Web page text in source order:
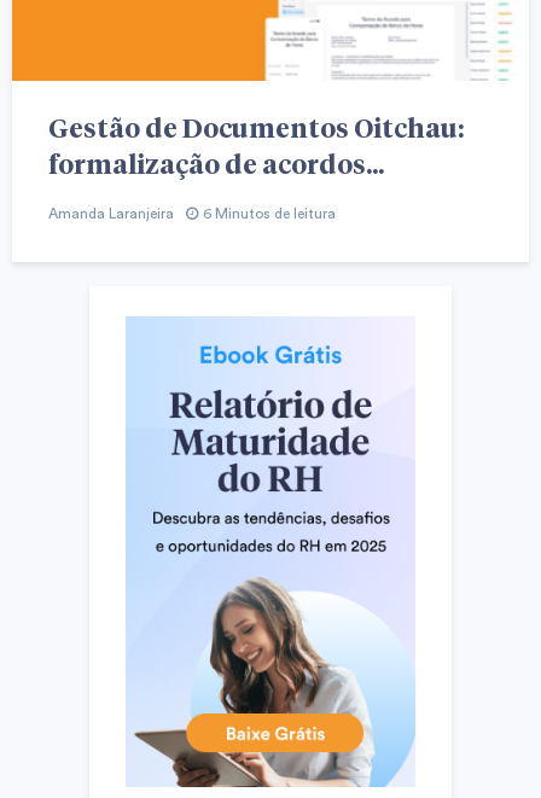
Gestão de Documentos Oitchau:
formalização de acordos...
Amanda Laranjeira 6 Minutos de leitura